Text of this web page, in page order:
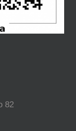
82